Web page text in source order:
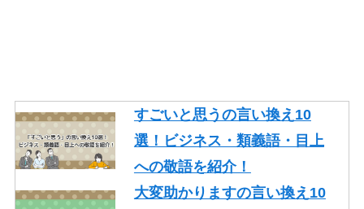
すごいと思うの言い換え10
選！ビジネス・類義語・目上
への敬語を紹介！
大変助かりますの言い換え10